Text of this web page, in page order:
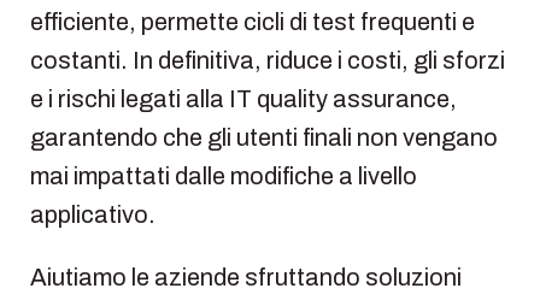
efficiente, permette cicli di test frequenti e
costanti. In definitiva, riduce i costi, gli sforzi
e i rischi legati alla IT quality assurance,
garantendo che gli utenti finali non vengano
mai impattati dalle modifiche a livello
applicativo.
Aiutiamo le aziende sfruttando soluzioni